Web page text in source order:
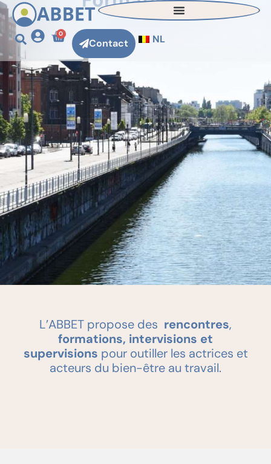
0
Contact NL
L’ABBET propose des rencontres,
formations, intervisions et
supervisions pour outiller les actrices et
acteurs du bien-être au travail.